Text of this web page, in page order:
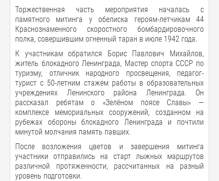
Торжественная часть мероприятия началась с
памятного митинга у обелиска героям-летчикам 44
Краснознаменного скоростного бомбардировочного
полка, совершившим огненный таран в июле 1942 года.
К участникам обратился Борис Павлович Михайлов,
житель блокадного Ленинграда, Мастер спорта СССР по
туризму, отличник народного просвещения, педагог-
турист с 50-летним стажем работы в образовательных
учреждениях Ленинского района Ленинграда. Он
рассказал ребятам о «Зелёном поясе Славы» —
комплексе мемориальных сооружений, созданном на
рубежах обороны блокадного Ленинграда и почтили
минутой молчания память павших.
После возложения цветов и завершения митинга
участники отправились на старт лыжных маршрутов
различной протяженности, рассчитанных на разный
уровень подготовки.